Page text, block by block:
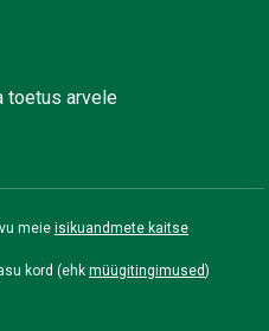
toetus arvele
meie isikuandmete kaitse
kord (ehk müügitingimused)